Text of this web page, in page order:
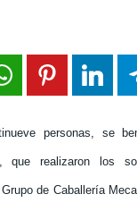
personas, se
que realizaron los
de Caballería